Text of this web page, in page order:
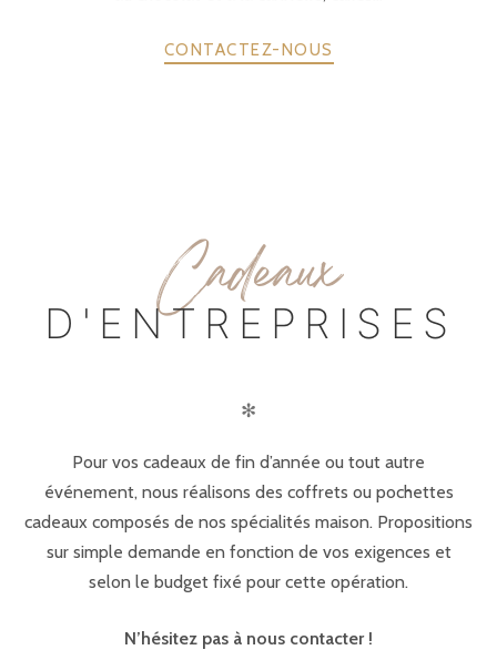
CONTACTEZ-NOUS
C
adeaux
D'ENTREPRISES
✻
Pour vos cadeaux de fin d’année ou tout autre
événement, nous réalisons des coffrets ou pochettes
cadeaux composés de nos spécialités maison. Propositions
sur simple demande en fonction de vos exigences et
selon le budget fixé pour cette opération.
N’hésitez pas à nous contacter !